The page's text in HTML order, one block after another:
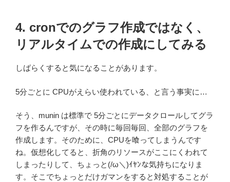
4. cronでのグラフ作成ではなく、
リアルタイムでの作成にしてみる
しばらくすると気になることがあります。
5分ごとに CPUがえらい使われている、と言う事実に…
そう、munin は標準で 5分ごとにデータクロールしてグラ
フを作るんですが、その時に毎回毎回、全部のグラフを
作成します。そのために、CPUを喰ってしまうんです
ね。仮想化してると、折角のリソースがここにくわれて
しまったりして、ちょっと(/ω＼)ｲﾔﾝな気持ちになりま
す。そこでちょっとだけガマンをすると対処することが